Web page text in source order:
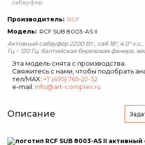
Производитель: RCF
Модель: RCF SUB 8003-AS II
Активный сабвуфер 2200 Вт., саб 18", 4.0"
Гц ÷ 120 Гц, балтийская березовая фанера,
Эта модель снята с производства.
Свяжитесь с нами, чтобы подобрать
тел/MAX: +7 (495) 765-22-32
e-mail: info@art-complex.ru
Описание